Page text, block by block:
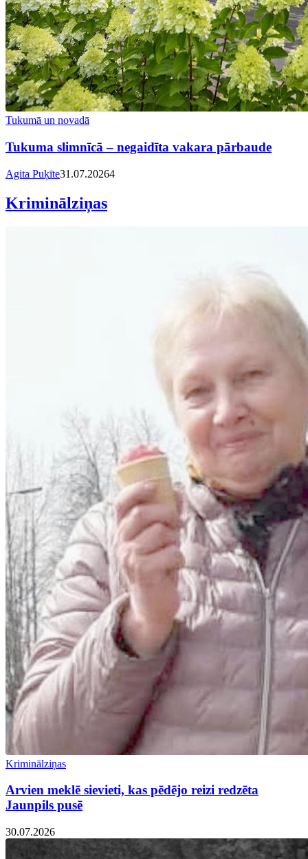
Tukumā un novadā
Tukuma slimnīcā – negaidīta vakara pārbaude
Agita Puķīte31.07.20264
Kriminālziņas
Kriminālziņas
Arvien meklē sievieti, kas pēdējo reizi redzēta
Jaunpils pusē
30.07.2026